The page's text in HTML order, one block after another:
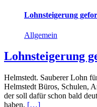
Lohnsteigerung
Allgemein
Lohnsteigerung
Helmstedt. Sauberer Lohn
Helmstedt Büros, Schulen,
der soll dafür schon bald
haben. […]